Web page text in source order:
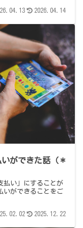
2026.04.14
ができた話（＊
払い」にすることが
いができることをご
2025.12.22